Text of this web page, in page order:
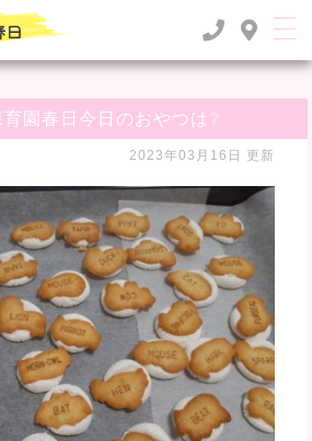
ルン保育園春日今日のおやつは❔
園春日今日のおやつは❔
2023年03月16日 更新